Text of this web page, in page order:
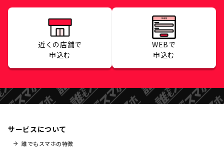
近くの店舗で
申込む
WEBで
申込む
サービスについて
誰でもスマホの特徴